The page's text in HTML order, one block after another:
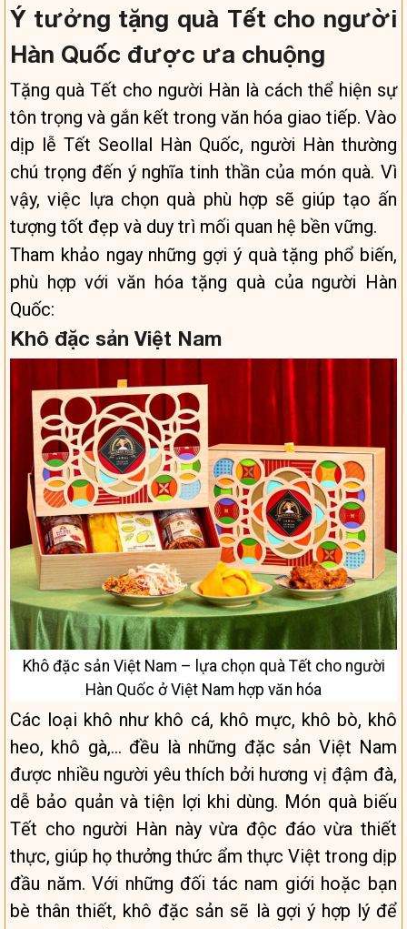
Ý tưởng tặng quà Tết cho người
Hàn Quốc được ưa chuộng
Tặng quà Tết cho người Hàn là cách thể hiện sự
tôn trọng và gắn kết trong văn hóa giao tiếp. Vào
dịp lễ Tết Seollal Hàn Quốc, người Hàn thường
chú trọng đến ý nghĩa tinh thần của món quà. Vì
vậy, việc lựa chọn quà phù hợp sẽ giúp tạo ấn
tượng tốt đẹp và duy trì mối quan hệ bền vững.
Tham khảo ngay những gợi ý quà tặng phổ biến,
phù hợp với văn hóa tặng quà của người Hàn
Quốc:
Khô đặc sản Việt Nam
Khô đặc sản Việt Nam – lựa chọn quà Tết cho người
Hàn Quốc ở Việt Nam hợp văn hóa
Các loại khô như khô cá, khô mực, khô bò, khô
heo, khô gà,… đều là những đặc sản Việt Nam
được nhiều người yêu thích bởi hương vị đậm đà,
dễ bảo quản và tiện lợi khi dùng. Món quà biếu
Tết cho người Hàn này vừa độc đáo vừa thiết
thực, giúp họ thưởng thức ẩm thực Việt trong dịp
đầu năm. Với những đối tác nam giới hoặc bạn
bè thân thiết, khô đặc sản sẽ là gợi ý hợp lý để